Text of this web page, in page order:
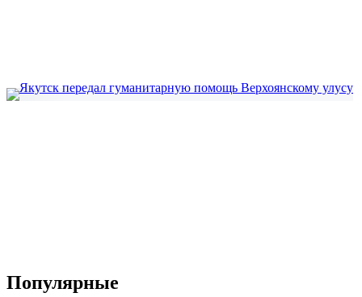
Популярные